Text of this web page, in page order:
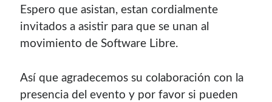
Espero que asistan, estan cordialmente
invitados a asistir para que se unan al
movimiento de Software Libre.
Así­ que agradecemos su colaboración con la
presencia del evento y por favor si pueden